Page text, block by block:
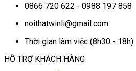
0866 720 622 - 0988 197 858
noithatwinli@gmail.com
Thời gian làm việc (8h30 - 18h)
HỖ TRỢ KHÁCH HÀNG